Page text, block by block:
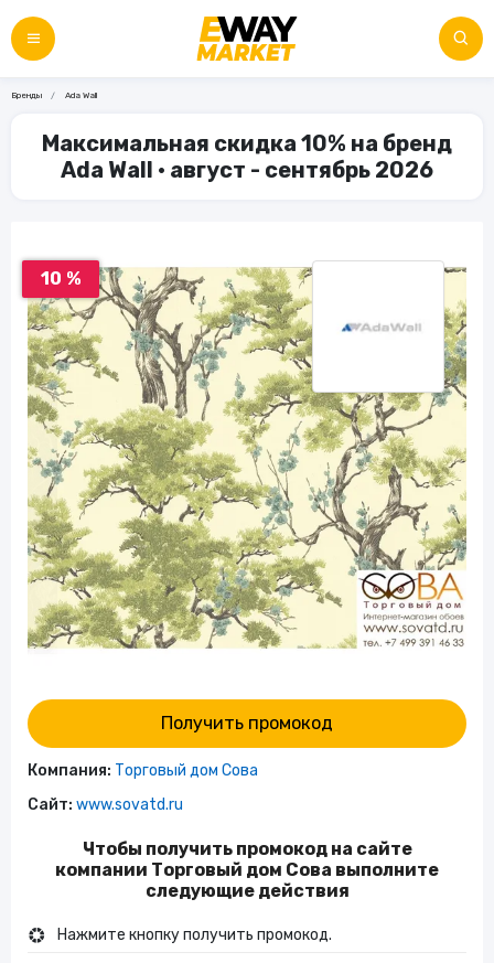
Бренды Ada Wall
Максимальная скидка 10% на бренд
Ada Wall • август - сентябрь 2026
10 %
Получить промокод
Компания: Торговый дом Сова
Сайт: www.sovatd.ru
Чтобы получить промокод на сайте
компании Торговый дом Сова выполните
следующие действия
Нажмите кнопку получить промокод.